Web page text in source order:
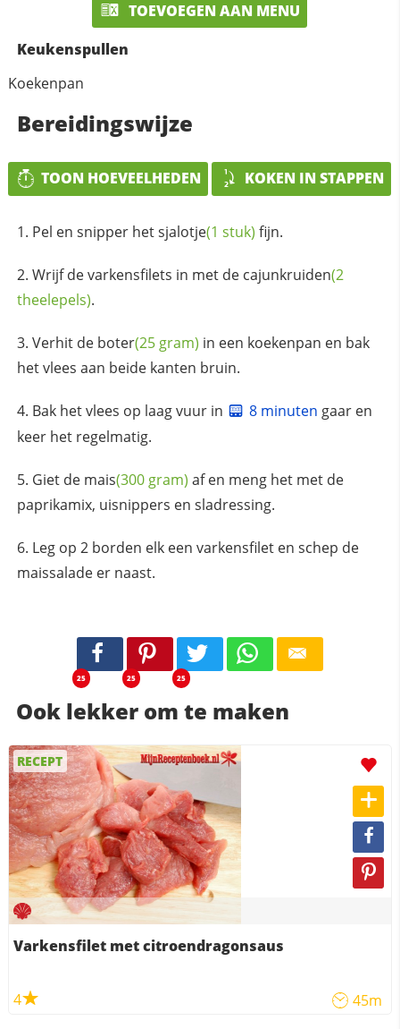
TOEVOEGEN AAN MENU
Keukenspullen
Koekenpan
Bereidingswijze
TOON HOEVEELHEDEN KOKEN IN STAPPEN
Pel en snipper hetsjalotje(1 stuk) fijn.
Wrijf de varkensfilets in met de cajunkruiden(2
theelepels).
Verhit de boter(25 gram) in een koekenpan en bak
het vlees aan beide kanten bruin.
Bak het vlees op laag vuur in 8 minuten gaar en
keer het regelmatig.
Giet de mais(300 gram) af en meng het met de
paprikamix, uisnippers en sladressing.
Leg op 2 borden elk een varkensfilet en schep de
maissalade er naast.
25 25 25
Ook lekker om te maken
RECEPT
Varkensfilet met citroendragonsaus
4 45m